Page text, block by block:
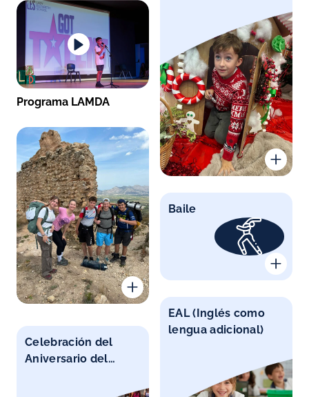
Programa LAMDA
Baile
EAL (Inglés como
lengua adicional)
Celebración del
Aniversario del